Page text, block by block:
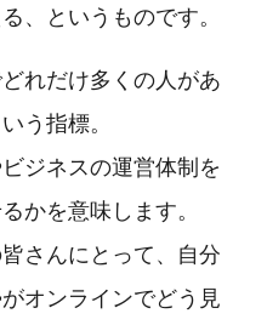
、というものです。
れだけ多くの人があ
う指標。
ジネスの運営体制を
かを意味します。
さんにとって、自分
オンラインでどう見